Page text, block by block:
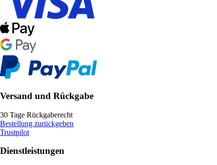
Versand und Rückgabe
30 Tage Rückgaberecht
Bestellung zurückgeben
Trustpilot
Dienstleistungen